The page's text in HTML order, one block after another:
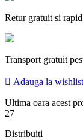
Retur gratuit si rapid
Transport gratuit
 Adauga la wishlist
Ultima oara acest
27
Distribuiti